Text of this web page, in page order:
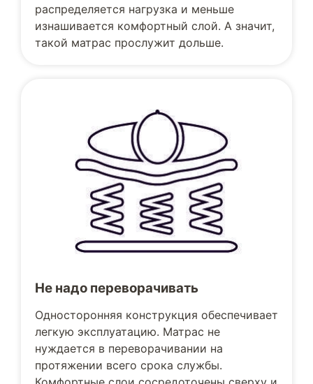
распределяется нагрузка и меньше
изнашивается комфортный слой. А значит,
такой матрас прослужит дольше.
Не надо переворачивать
Односторонняя конструкция обеспечивает
легкую эксплуатацию. Матрас не
нуждается в переворачивании на
протяжении всего срока службы.